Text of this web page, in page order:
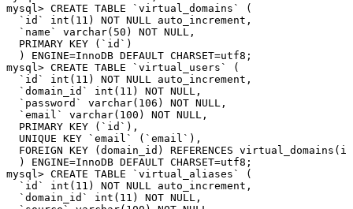
mysql> CREATE TABLE `virtual_domains` (
  `id` int(11) NOT NULL auto_increment,
  `name` varchar(50) NOT NULL,
  PRIMARY KEY (`id`)
  ) ENGINE=InnoDB DEFAULT CHARSET=utf8;
mysql> CREATE TABLE `virtual_users` (
  `id` int(11) NOT NULL auto_increment,
  `domain_id` int(11) NOT NULL,
  `password` varchar(106) NOT NULL,
  `email` varchar(100) NOT NULL,
  PRIMARY KEY (`id`),
  UNIQUE KEY `email` (`email`),
FOREIGN KEY (domain_id) REFERENCES
  ) ENGINE=InnoDB DEFAULT CHARSET=utf8;
mysql> CREATE TABLE `virtual_aliases` (
  `id` int(11) NOT NULL auto_increment,
  `domain_id` int(11) NOT NULL,